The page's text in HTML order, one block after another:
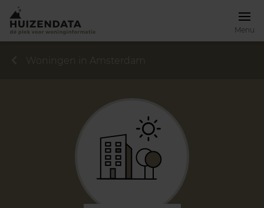
Menu
Woningen in Amsterdam